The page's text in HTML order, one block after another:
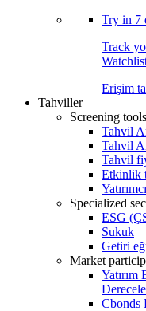
Try in 7
Track
Erişim
Tahviller
Screening tools
Tahvil
Tahvil
Tahvil
Etkinlik
Specialized
ESG
Sukuk
Getiri
Market
Yatırım
Cbonds